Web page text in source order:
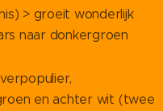
> groeit wonderlijk
naar donkergroen
en achter wit (twee